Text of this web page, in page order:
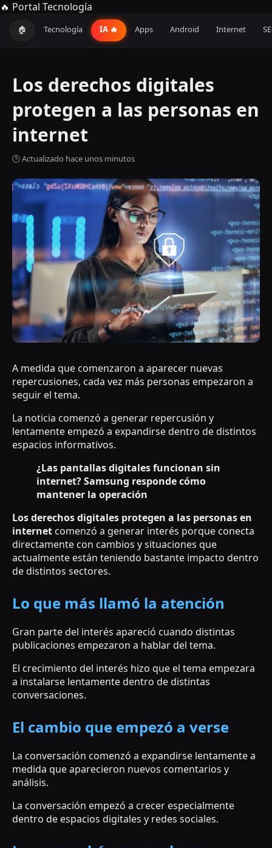
🔥 Portal Tecnología
🏠 Tecnología IA 🔥 Apps Android Internet
Los derechos digitales
protegen a las personas en
internet
🕒 Actualizado hace unos minutos
A medida que comenzaron a aparecer nuevas
repercusiones, cada vez más personas empezaron a
seguir el tema.
La noticia comenzó a generar repercusión y
lentamente empezó a expandirse dentro de distintos
espacios informativos.
¿Las pantallas digitales funcionan sin
internet? Samsung responde cómo
mantener la operación
Los derechos digitales protegen a las personas en
internet comenzó a generar interés porque conecta
directamente con cambios y situaciones que
actualmente están teniendo bastante impacto dentro
de distintos sectores.
Lo que más llamó la atención
Gran parte del interés apareció cuando distintas
publicaciones empezaron a hablar del tema.
El crecimiento del interés hizo que el tema empezara
a instalarse lentamente dentro de distintas
conversaciones.
El cambio que empezó a verse
La conversación comenzó a expandirse lentamente a
medida que aparecieron nuevos comentarios y
análisis.
La conversación empezó a crecer especialmente
dentro de espacios digitales y redes sociales.